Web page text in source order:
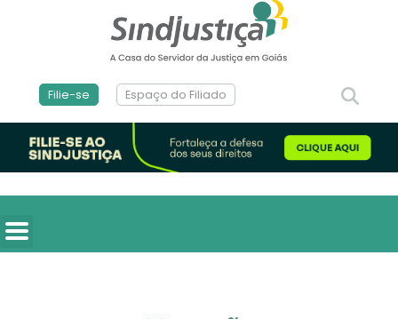
Filie-se Espaço do Filiado